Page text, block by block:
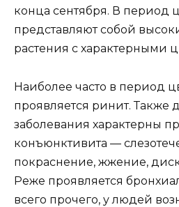
конца сентября. В период
представляют собой
растения с характерными
Наиболее часто в период
проявляется ринит. Также
заболевания характерны
конъюнктивита —
покраснение, жжение,
Реже проявляется
всего прочего, у людей